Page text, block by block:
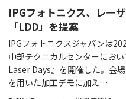
IPGフォトニクス、レー
「LDD」を提案
IPGフォトニクスジャパンは
中部テクニカルセンターにお
Laser Days』を開催した。会
を用いた加工デモに加え…